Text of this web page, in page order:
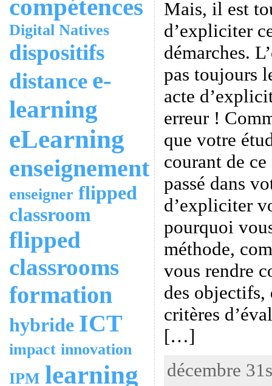
compétences
Digital Natives
dispositifs
distance e-
learning
eLearning
enseignement
enseigner flipped
classroom
flipped
classrooms
formation
hybride ICT
impact innovation
IPM learning
Mais, il est
d’expliciter
démarches.
pas toujours
acte
erreur !
que votre
courant de ce
passé dans
d’expliciter
pourquoi
méthode,
vous rendre
des objectifs,
critères
[…]
décembre